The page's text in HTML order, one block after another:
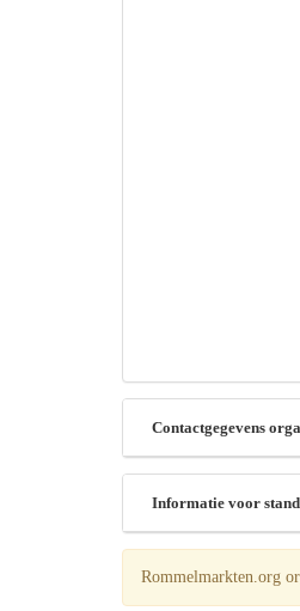
Contactgegevens
Informatie voor
Rommelmarkten.org